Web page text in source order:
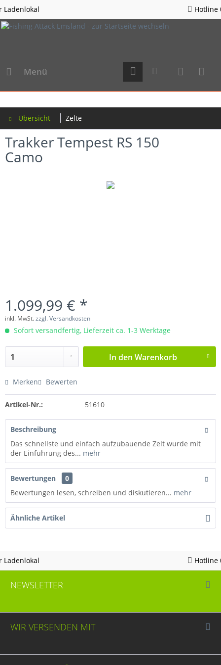
Hotline 05963 - 982823
Menü
Übersicht Zelte
Trakker Tempest RS 150
Camo
1.099,99 € *
inkl. MwSt.zzgl. Versandkosten
Sofort versandfertig, Lieferzeit ca. 1-3 Werktage
In den Warenkorb
Merken Bewerten
Artikel-Nr.: 51610
Beschreibung
Das schnellste und einfach aufzubauende Zelt wurde mit
der Einführung des... mehr
Bewertungen
0
Bewertungen lesen, schreiben und diskutieren... mehr
Ähnliche Artikel
Hotline 05963 - 982823
NEWSLETTER
WIR VERSENDEN MIT